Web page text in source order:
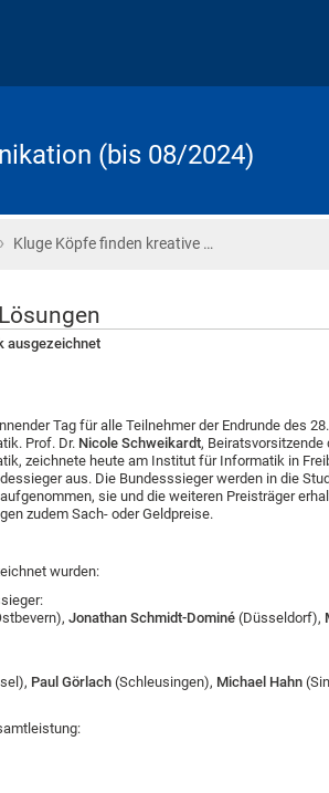
(bis 08/2024)
› Kluge Köpfe finden kreative …
ausgezeichnet
Tag für alle Teilnehmer der Endrunde des
Prof. Dr. Nicole Schweikardt,
zeichnete heute am Institut für Informatik in
aus. Die Bundesssieger werden in die
sie und die weiteren Preisträger
zudem Sach- oder Geldpreise.
wurden:
Jonathan Schmidt-Dominé (Düsseldorf),
Paul Görlach (Schleusingen), Michael Hahn